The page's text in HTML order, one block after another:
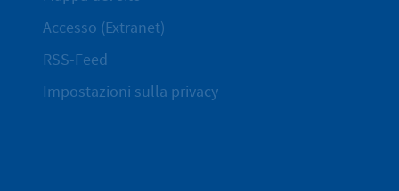
Accesso (Extranet)
RSS-Feed
Impostazioni sulla privacy